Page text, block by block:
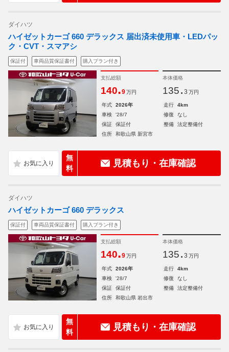
ダイハツ
ハイゼットカーゴ 660 デラックス 届出済未使用車・LEDパッ
ク・CVT・スマアシ
保証付 車両品質保証書付 購入プラン付き
支払総額
140.9 万円
本体価格
135. 3 万円
年式 2026年 走行
4km
車検
'28/7 修復
なし
保証
保証付 整備
法定整備付
住所
和歌山県 新宮市
無
料
見積もり・在庫確認
ダイハツ
ハイゼットカーゴ 660 デラックス
保証付 車両品質保証書付 購入プラン付き
支払総額
140.9 万円
本体価格
135. 3 万円
年式 2026年 走行
4km
車検
'28/7 修復
なし
保証
保証付 整備
法定整備付
住所
和歌山県 岩出市
無
料
見積もり・在庫確認